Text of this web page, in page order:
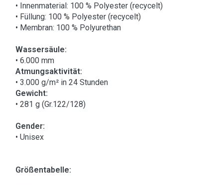
• Innenmaterial: 100 % Polyester (recycelt)
• Füllung: 100 % Polyester (recycelt)
• Membran: 100 % Polyurethan
Wassersäule:
• 6.000 mm
Atmungsaktivität:
• 3.000 g/m² in 24 Stunden
Gewicht:
• 281 g (Gr.122/128)
Gender:
• Unisex
Größentabelle: